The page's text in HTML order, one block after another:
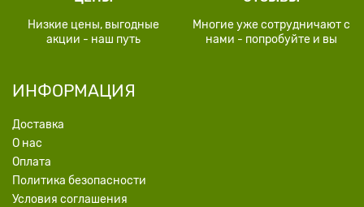
Низкие цены, выгодные
акции - наш путь
Многие уже сотрудничают с
нами - попробуйте и вы
ИНФОРМАЦИЯ
Доставка
О нас
Оплата
Политика безопасности
Условия соглашения